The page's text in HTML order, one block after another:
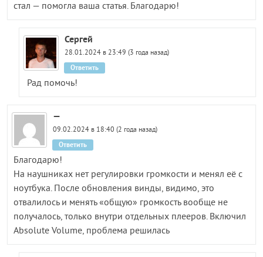
стал — помогла ваша статья. Благодарю!
Сергей
28.01.2024 в 23:49 (3 года назад)
Рад помочь!
Ответить
—
09.02.2024 в 18:40 (2 года назад)
Благодарю!
На наушниках нет регулировки громкости и менял её с
ноутбука. После обновления винды, видимо, это
отвалилось и менять «общую» громкость вообще не
получалось, только внутри отдельных плееров. Включил
Absolute Volume, проблема решилась
Ответить